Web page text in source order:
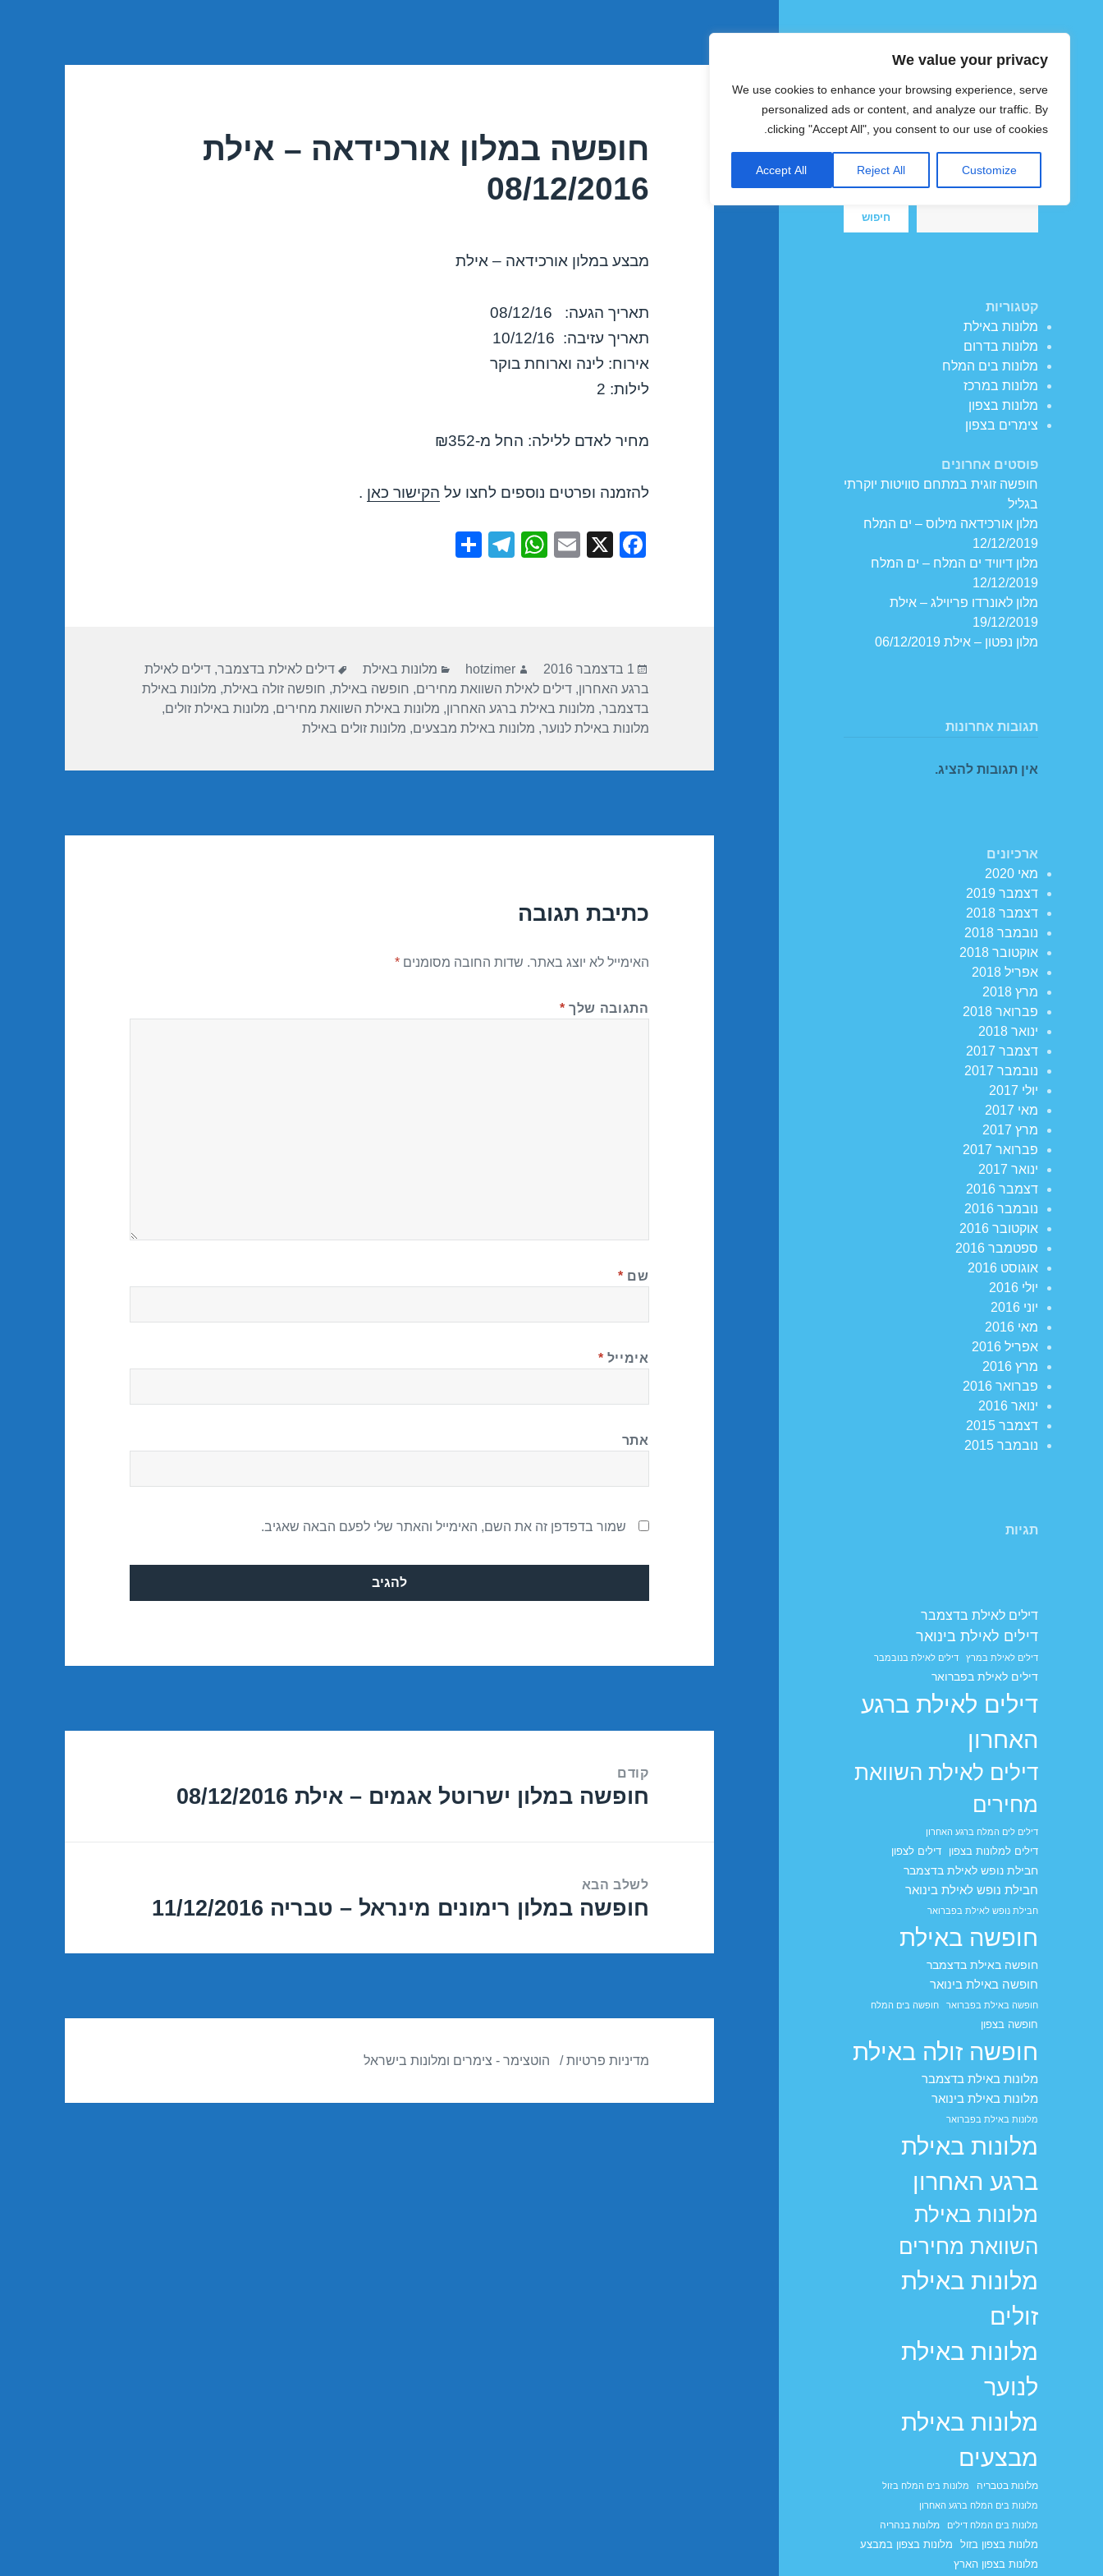
We value your privacy
We use cookies to enhance your browsing experience, serve
personalized ads or content, and analyze our traffic. By
clicking "Accept All", you consent to our use of cookies.
Customize
Reject All
Accept All
צימרים ומלונות זולים בישראל
חיפוש
חיפוש
קטגוריות
מלונות באילת
מלונות בדרום
מלונות בים המלח
מלונות במרכז
מלונות בצפון
צימרים בצפון
פוסטים אחרונים
חופשה זוגית במתחם סוויטות יוקרתי
בגליל
מלון אורכידאה מילוס – ים המלח
12/12/2019
מלון דיוויד ים המלח – ים המלח
12/12/2019
מלון לאונרדו פריוילג – אילת
19/12/2019
מלון נפטון – אילת 06/12/2019
תגובות אחרונות
אין תגובות להציג.
ארכיונים
מאי 2020
דצמבר 2019
דצמבר 2018
נובמבר 2018
אוקטובר 2018
אפריל 2018
מרץ 2018
פברואר 2018
ינואר 2018
דצמבר 2017
נובמבר 2017
יולי 2017
מאי 2017
מרץ 2017
פברואר 2017
ינואר 2017
דצמבר 2016
נובמבר 2016
אוקטובר 2016
ספטמבר 2016
אוגוסט 2016
יולי 2016
יוני 2016
מאי 2016
אפריל 2016
מרץ 2016
פברואר 2016
ינואר 2016
דצמבר 2015
נובמבר 2015
תגיות
דילים לאילת בדצמבר
דילים לאילת בינואר
דילים לאילת במרץ דילים לאילת בנובמבר
דילים לאילת בפברואר
דילים לאילת ברגע
האחרון
דילים לאילת השוואת
מחירים
דילים לים המלח ברגע האחרון
דילים למלונות בצפון דילים לצפון
חבילת נופש לאילת בדצמבר
חבילת נופש לאילת בינואר
חבילת נופש לאילת בפברואר
חופשה באילת
חופשה באילת בדצמבר
חופשה באילת בינואר
חופשה באילת בפברואר חופשה בים המלח
חופשה בצפון
חופשה זולה באילת
מלונות באילת בדצמבר
מלונות באילת בינואר
מלונות באילת בפברואר
מלונות באילת
ברגע האחרון
מלונות באילת
השוואת מחירים
מלונות באילת
זולים
מלונות באילת
לנוער
מלונות באילת
מבצעים
מלונות בטבריה
מלונות בים המלח בזול
מלונות בים המלח ברגע האחרון
מלונות בים המלח דילים
מלונות בנהריה
מלונות בצפון בזול
מלונות בצפון במבצע
מלונות בצפון הארץ
חופשה במלון אורכידאה – אילת
08/12/2016
מבצע במלון אורכידאה – אילת
תאריך הגעה: 08/12/16
תאריך עזיבה: 10/12/16
אירוח: לינה וארוחת בוקר
לילות: 2
מחיר לאדם ללילה: החל מ-₪352
להזמנה ופרטים נוספים לחצו על הקישור כאן .
F
o
o
k
X
E
W
p
p
T
m
פורסם
בתאריך
1 בדצמבר 2016 מחבר
hotzimer קטגוריות
מלונות באילת תגיות
דילים לאילת בדצמבר,דילים לאילת
ברגע האחרון,דילים לאילת השוואת מחירים, חופשה באילת, חופשה זולה באילת, מלונות באילת
בדצמבר, מלונות באילת ברגע האחרון, מלונות באילת השוואת מחירים, מלונות באילת זולים,
מלונות באילת לנוער, מלונות באילת מבצעים, מלונות זולים באילת
כתיבת תגובה
האימייל לא יוצג באתר. שדות החובה מסומנים*
התגובה שלך *
שם *
אימייל *
אתר
שמור בדפדפן זה את השם, האימייל והאתר שלי לפעם הבאה שאגיב.
קודם
הפוסט
חופשה במלון ישרוטל אגמים – אילת 08/12/2016
לשלב הבא
הפוסט
חופשה במלון רימונים מינראל – טבריה 11/12/2016
מדיניות פרטיות הוטצימר - צימרים ומלונות בישראל